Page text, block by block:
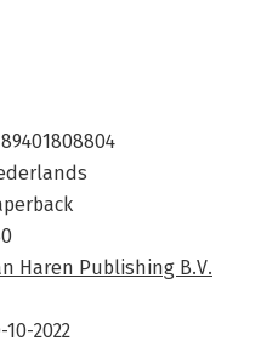
Haren Publishing B.V.
10-2022